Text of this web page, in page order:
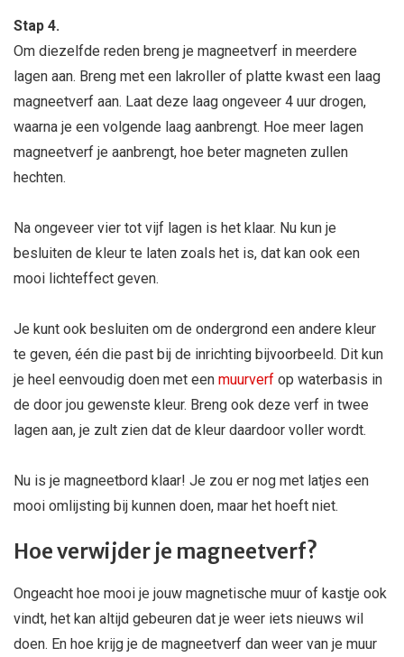
Stap 4.
Om diezelfde reden breng je magneetverf in meerdere
lagen aan. Breng met een lakroller of platte kwast een laag
magneetverf aan. Laat deze laag ongeveer 4 uur drogen,
waarna je een volgende laag aanbrengt. Hoe meer lagen
magneetverf je aanbrengt, hoe beter magneten zullen
hechten.
Na ongeveer vier tot vijf lagen is het klaar. Nu kun je
besluiten de kleur te laten zoals het is, dat kan ook een
mooi lichteffect geven.
Je kunt ook besluiten om de ondergrond een andere kleur
te geven, één die past bij de inrichting bijvoorbeeld. Dit kun
je heel eenvoudig doen met een muurverf op waterbasis in
de door jou gewenste kleur. Breng ook deze verf in twee
lagen aan, je zult zien dat de kleur daardoor voller wordt.
Nu is je magneetbord klaar! Je zou er nog met latjes een
mooi omlijsting bij kunnen doen, maar het hoeft niet.
Hoe verwijder je magneetverf?
Ongeacht hoe mooi je jouw magnetische muur of kastje ook
vindt, het kan altijd gebeuren dat je weer iets nieuws wil
doen. En hoe krijg je de magneetverf dan weer van je muur